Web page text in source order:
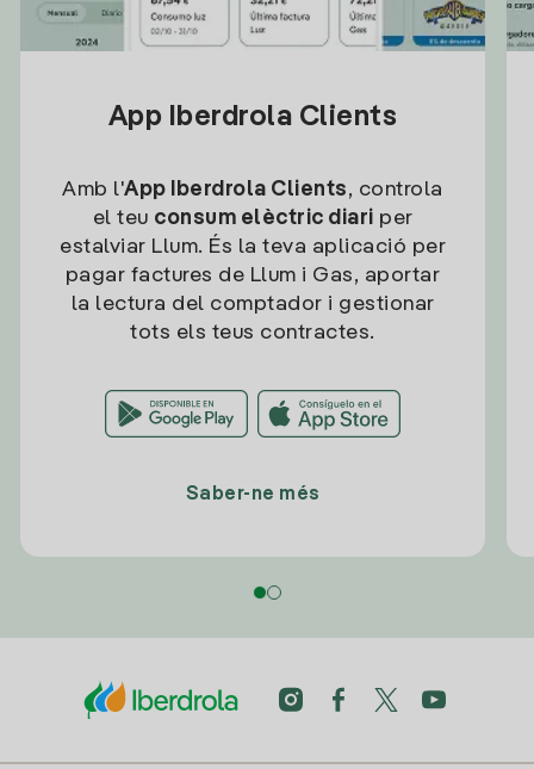
App Iberdrola Clients
Amb l'App Iberdrola Clients, controla
el teu consum elèctric diari per
estalviar Llum. És la teva aplicació per
pagar factures de Llum i Gas, aportar
la lectura del comptador i gestionar
tots els teus contractes.
Saber-ne més